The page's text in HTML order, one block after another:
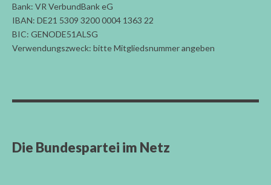
Bank: VR VerbundBank eG
IBAN: DE21 5309 3200 0004 1363 22
BIC: GENODE51ALSG
Verwendungszweck: bitte Mitgliedsnummer angeben
Die Bundespartei im Netz